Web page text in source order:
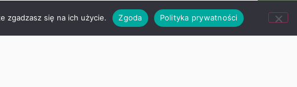
zgadzasz się na ich użycie. Zgoda Polityka prywatności